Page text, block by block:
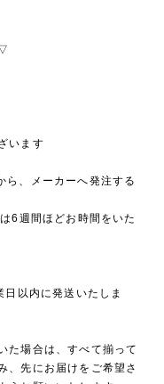
います
ら、メーカーへ発注する
6週間ほどお時間をいた
以内に発送いたしま
た場合は、すべて揃って
、先にお届けをご希望さ